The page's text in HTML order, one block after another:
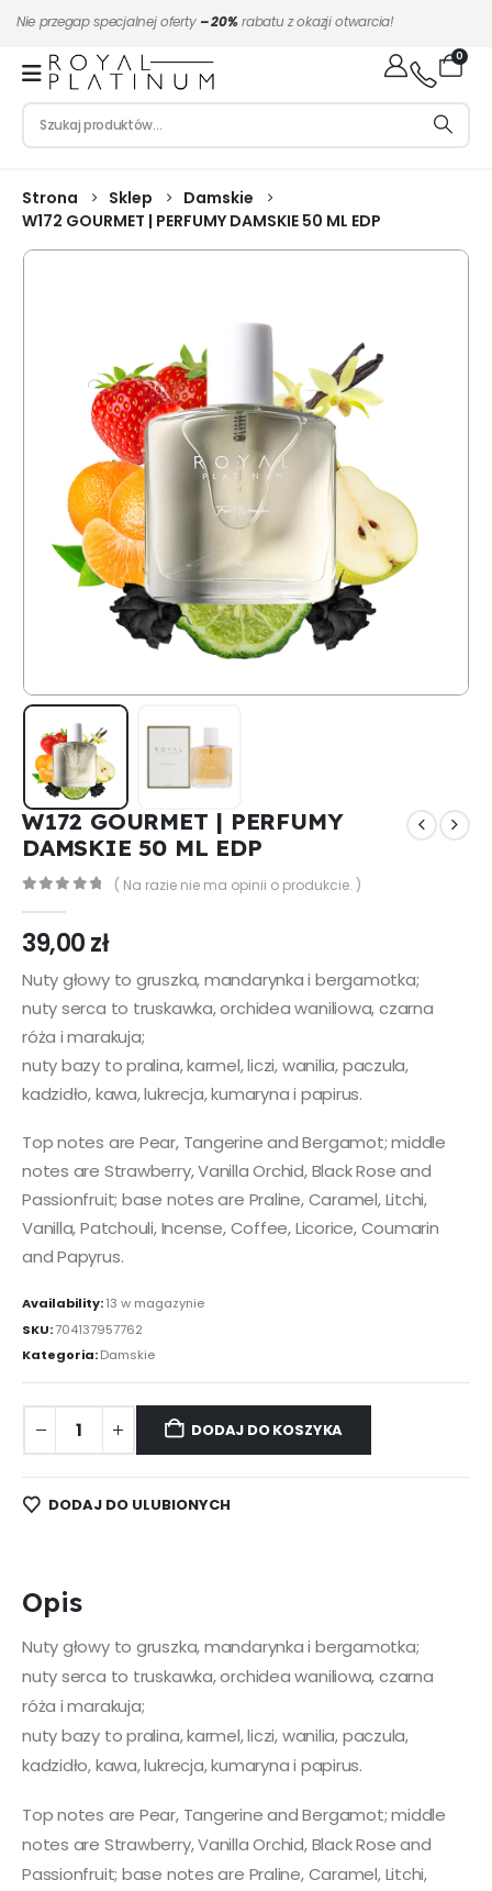
Nie przegap specjalnej oferty – 20%rabatu z okazji otwarcia!
0
Strona Sklep
Damskie
W172 GOURMET | PERFUMY DAMSKIE 50 ML EDP
W172 GOURMET | PERFUMY
DAMSKIE 50 ML EDP
( Na razie nie ma opinii o produkcie. )
39,00zł
Nuty głowy to gruszka, mandarynka i bergamotka;
nuty serca to truskawka, orchidea waniliowa, czarna
róża i marakuja;
nuty bazy to pralina, karmel, liczi, wanilia, paczula,
kadzidło, kawa, lukrecja, kumaryna i papirus.
Top notes are Pear, Tangerine and Bergamot; middle
notes are Strawberry, Vanilla Orchid, Black Rose and
Passionfruit; base notes are Praline, Caramel, Litchi,
Vanilla, Patchouli, Incense, Coffee, Licorice, Coumarin
and Papyrus.
Availability:13 w magazynie
SKU:704137957762
Kategoria:Damskie
DODAJ DO KOSZYKA
DODAJ DO ULUBIONYCH
Opis
Nuty głowy to gruszka, mandarynka i bergamotka;
nuty serca to truskawka, orchidea waniliowa, czarna
róża i marakuja;
nuty bazy to pralina, karmel, liczi, wanilia, paczula,
kadzidło, kawa, lukrecja, kumaryna i papirus.
Top notes are Pear, Tangerine and Bergamot; middle
notes are Strawberry, Vanilla Orchid, Black Rose and
Passionfruit; base notes are Praline, Caramel, Litchi,